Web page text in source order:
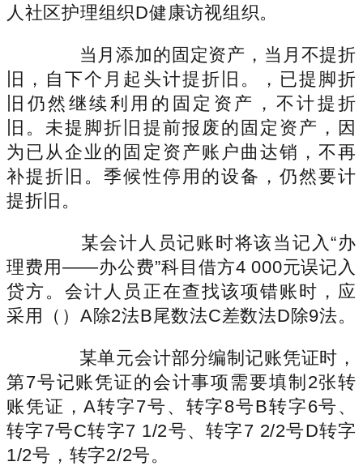
人社区护理组织D健康访视组织。
当月添加的固定资产，当月不提折
旧，自下个月起头计提折旧。，已提脚折
旧仍然继续利用的固定资产，不计提折
旧。未提脚折旧提前报废的固定资产，因
为已从企业的固定资产账户曲达销，不再
补提折旧。季候性停用的设备，仍然要计
提折旧。
某会计人员记账时将该当记入“办
理费用——办公费”科目借方4 000元误记入
贷方。会计人员正在查找该项错账时，应
采用（）A除2法B尾数法C差数法D除9法。
某单元会计部分编制记账凭证时，
第7号记账凭证的会计事项需要填制2张转
账凭证，A转字7号、转字8号B转字6号、
转字7号C转字7 1/2号、转字7 2/2号D转字
1/2号，转字2/2号。